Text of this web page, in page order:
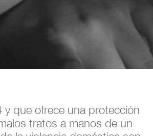
y que ofrece una protección
tratos a manos de un